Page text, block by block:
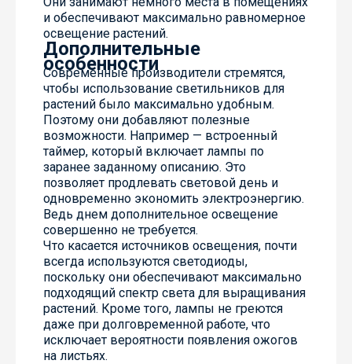
и обеспечивают максимально равномерное
освещение растений.
Дополнительные
особенности
Современные производители стремятся,
чтобы использование светильников для
растений было максимально удобным.
Поэтому они добавляют полезные
возможности. Например — встроенный
таймер, который включает лампы по
заранее заданному описанию. Это
позволяет продлевать световой день и
одновременно экономить электроэнергию.
Ведь днем дополнительное освещение
совершенно не требуется.
Что касается источников освещения, почти
всегда используются светодиоды,
поскольку они обеспечивают максимально
подходящий спектр света для выращивания
растений. Кроме того, лампы не греются
даже при долговременной работе, что
исключает вероятности появления ожогов
на листьях.